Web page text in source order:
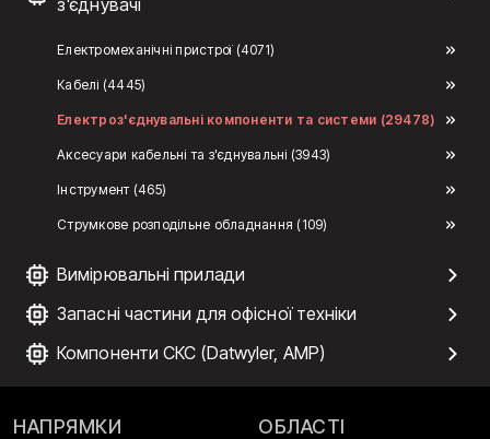
Електромеханічні пристрої (4071)
Кабелі (4445)
Електроз'єднувальні компоненти та системи (29478)
Аксесуари кабельні та з'єднувальні (3943)
Інструмент (465)
Струмкове розподільне обладнання (109)
Вимірювальні прилади
Запасні частини для офісної техніки
Компоненти СКС (Datwyler, AMP)
НАПРЯМКИ
ОБЛАСТІ